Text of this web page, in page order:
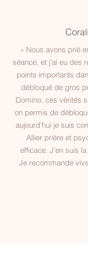
« Nous avons prié
séance, et j'ai eu des
points importants
débloqué de gros
Domino, ces vérités
on permis de
aujourd'hui je suis
Allier prière et
efficace. J'en suis
Je recommande